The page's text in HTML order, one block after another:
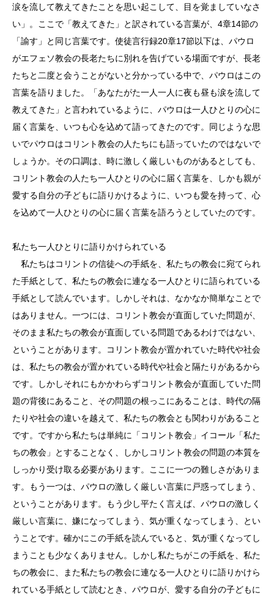
涙を流して教えてきたことを思い起こして、目を覚ましていなさ
い」。ここで「教えてきた」と訳されている言葉が、4章14節の
「諭す」と同じ言葉です。使徒言行録20章17節以下は、パウロ
がエフェソ教会の長老たちに別れを告げている場面ですが、長老
たちと二度と会うことがないと分かっている中で、パウロはこの
言葉を語りました。「あなたがた一人一人に夜も昼も涙を流して
教えてきた」と言われているように、パウロは一人ひとりの心に
届く言葉を、いつも心を込めて語ってきたのです。同じような思
いでパウロはコリント教会の人たちにも語っていたのではないで
しょうか。その口調は、時に激しく厳しいものがあるとしても、
コリント教会の人たち一人ひとりの心に届く言葉を、しかも親が
愛する自分の子どもに語りかけるように、いつも愛を持って、心
を込めて一人ひとりの心に届く言葉を語ろうとしていたのです。
私たち一人ひとりに語りかけられている
私たちはコリントの信徒への手紙を、私たちの教会に宛てられ
た手紙として、私たちの教会に連なる一人ひとりに語られている
手紙として読んでいます。しかしそれは、なかなか簡単なことで
はありません。一つには、コリント教会が直面していた問題が、
そのまま私たちの教会が直面している問題であるわけではない、
ということがあります。コリント教会が置かれていた時代や社会
は、私たちの教会が置かれている時代や社会と隔たりがあるから
です。しかしそれにもかかわらずコリント教会が直面していた問
題の背後にあること、その問題の根っこにあることは、時代の隔
たりや社会の違いを越えて、私たちの教会とも関わりがあること
です。ですから私たちは単純に「コリント教会」イコール「私た
ちの教会」とすることなく、しかしコリント教会の問題の本質を
しっかり受け取る必要があります。ここに一つの難しさがありま
す。もう一つは、パウロの激しく厳しい言葉に戸惑ってしまう、
ということがあります。もう少し平たく言えば、パウロの激しく
厳しい言葉に、嫌になってしまう、気が重くなってしまう、とい
うことです。確かにこの手紙を読んでいると、気が重くなってし
まうことも少なくありません。しかし私たちがこの手紙を、私た
ちの教会に、また私たちの教会に連なる一人ひとりに語りかけら
れている手紙として読むとき、パウロが、愛する自分の子どもに